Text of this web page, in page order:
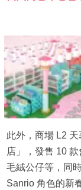
此外，商場 L2
店」，發售 10
毛絨公仔等，同
Sanrio 角色的新